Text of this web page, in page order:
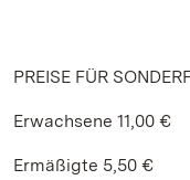
PREISE FÜR
Erwachsene 11,00 €
Ermäßigte 5,50 €